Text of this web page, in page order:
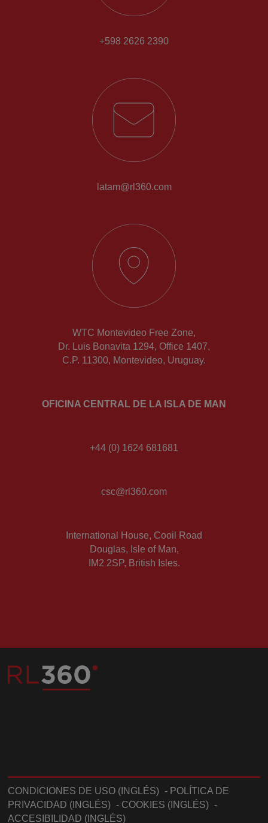
+598 2626 2390
latam@rl360.com
WTC Montevideo Free Zone,
Dr. Luis Bonavita 1294, Office 1407,
C.P. 11300, Montevideo, Uruguay.
OFICINA CENTRAL DE LA ISLA DE MAN
+44 (0) 1624 681681
csc@rl360.com
International House, Cooil Road
Douglas, Isle of Man,
IM2 2SP, British Isles.
CONDICIONES DE USO (INGLÉS) - POLÍTICA DE
PRIVACIDAD (INGLÉS) - COOKIES (INGLÉS) -
ACCESIBILIDAD (INGLÉS)